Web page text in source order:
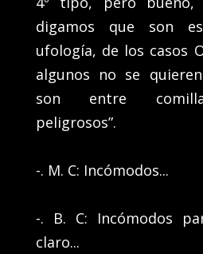
digamos que son
ufología, de los casos
algunos no se
son entre
peligrosos”.
-. M. C: Incómodos...
-. B. C: Incómodos
claro...